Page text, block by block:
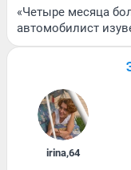
«Четыре месяца
автомобилист
irina,64